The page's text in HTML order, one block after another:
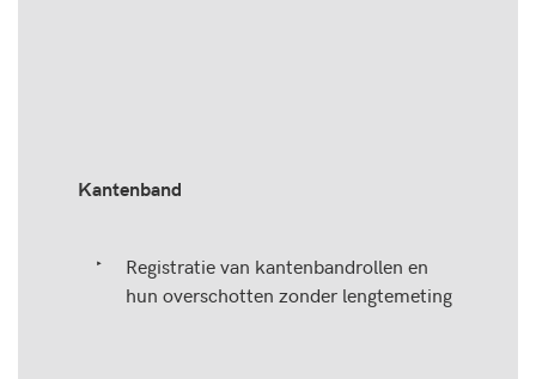
Kantenband
Registratie van kantenbandrollen en
hun overschotten zonder lengtemeting